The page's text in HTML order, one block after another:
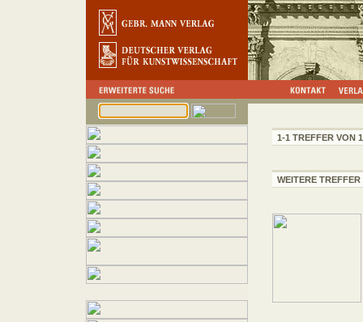
1-1 TREFFER VON 1
WEITERE